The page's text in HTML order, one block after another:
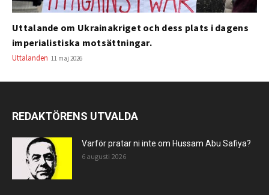
Uttalande om Ukrainakriget och dess plats i dagens
imperialistiska motsättningar.
Uttalanden 11 maj 2026
REDAKTÖRENS UTVALDA
Varför pratar ni inte om Hussam Abu Safiya?
6 augusti 2026